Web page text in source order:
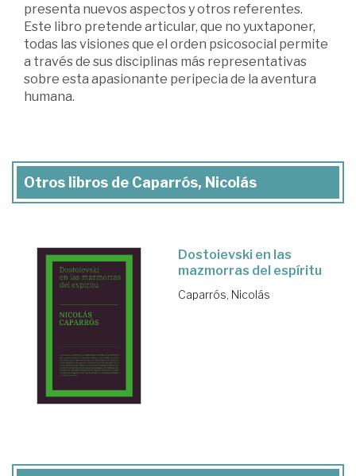
presenta nuevos aspectos y otros referentes.
Este libro pretende articular, que no yuxtaponer,
todas las visiones que el orden psicosocial permite
a través de sus disciplinas más representativas
sobre esta apasionante peripecia de la aventura
humana.
Otros libros de Caparrós, Nicolás
Dostoievski en las
mazmorras del espíritu
Caparrós, Nicolás